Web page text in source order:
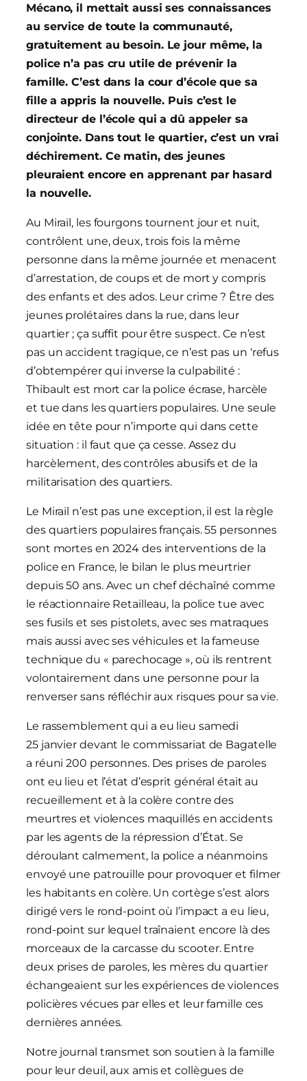
Mécano, il mettait aussi ses connaissances
au service de toute la communauté,
gratuitement au besoin. Le jour même, la
police n’a pas cru utile de prévenir la
famille. C’est dans la cour d’école que sa
fille a appris la nouvelle. Puis c’est le
directeur de l’école qui a dû appeler sa
conjointe. Dans tout le quartier, c’est un vrai
déchirement. Ce matin, des jeunes
pleuraient encore en apprenant par hasard
la nouvelle.
Au Mirail, les fourgons tournent jour et nuit,
contrôlent une, deux, trois fois la même
personne dans la même journée et menacent
d’arrestation, de coups et de mort y compris
des enfants et des ados. Leur crime ? Être des
jeunes prolétaires dans la rue, dans leur
quartier ; ça suffit pour être suspect. Ce n’est
pas un accident tragique, ce n’est pas un ‘refus
d’obtempérer qui inverse la culpabilité :
Thibault est mort car la police écrase, harcèle
et tue dans les quartiers populaires. Une seule
idée en tête pour n’importe qui dans cette
situation : il faut que ça cesse. Assez du
harcèlement, des contrôles abusifs et de la
militarisation des quartiers.
Le Mirail n’est pas une exception, il est la règle
des quartiers populaires français. 55 personnes
sont mortes en 2024 des interventions de la
police en France, le bilan le plus meurtrier
depuis 50 ans. Avec un chef déchaîné comme
le réactionnaire Retailleau, la police tue avec
ses fusils et ses pistolets, avec ses matraques
mais aussi avec ses véhicules et la fameuse
technique du « parechocage », où ils rentrent
volontairement dans une personne pour la
renverser sans réfléchir aux risques pour sa vie.
Le rassemblement qui a eu lieu samedi
25 janvier devant le commissariat de Bagatelle
a réuni 200 personnes. Des prises de paroles
ont eu lieu et l’état d’esprit général était au
recueillement et à la colère contre des
meurtres et violences maquillés en accidents
par les agents de la répression d’État. Se
déroulant calmement, la police a néanmoins
envoyé une patrouille pour provoquer et filmer
les habitants en colère. Un cortège s’est alors
dirigé vers le rond-point où l’impact a eu lieu,
rond-point sur lequel traînaient encore là des
morceaux de la carcasse du scooter. Entre
deux prises de paroles, les mères du quartier
échangeaient sur les expériences de violences
policières vécues par elles et leur famille ces
dernières années.
Notre journal transmet son soutien à la famille
pour leur deuil, aux amis et collègues de